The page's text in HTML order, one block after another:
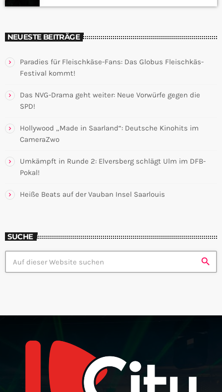
NEUESTE BEITRÄGE
Paradies für Fleischkäse-Fans: Das Globus Fleischkäs-
Festival kommt!
Das NVG-Drama geht weiter: Neue Vorwürfe gegen die
SPD!
Hollywood „Made in Saarland“: Deutsche Kinohits im
CameraZwo
Umkämpft in Runde 2: Elversberg schlägt Ulm im DFB-
Pokal!
Heiße Beats auf der Vauban Insel Saarlouis
SUCHE
search